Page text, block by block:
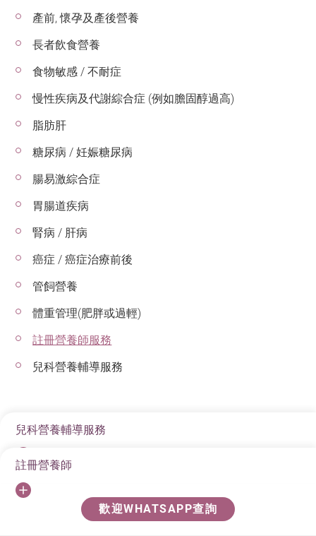
產前, 懷孕及產後營養
長者飲食營養
食物敏感 / 不耐症
慢性疾病及代謝綜合症 (例如膽固醇過高)
脂肪肝
糖尿病 / 妊娠糖尿病
腸易激綜合症
胃腸道疾病
腎病 / 肝病
癌症 / 癌症治療前後
管飼營養
體重管理(肥胖或過輕)
註冊營養師服務
兒科營養輔導服務
兒科營養輔導服務
在物質豐裕的香港，許多疾病未必源於缺乏營養，而是
由於現代化的都市生活模式和營養過盛所致，故此，荃
灣港安尤其關注初生兒及幼兒成長期間的營養需要，並
註冊營養師
英國註冊營養
師
歡迎WHATSAPP查詢